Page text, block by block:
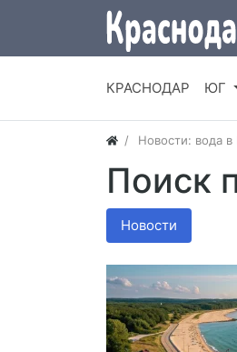
КРАСНОДАР ЮГ
Новости: вода в
Поиск
Новости